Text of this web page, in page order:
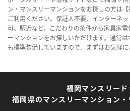
ン・マンスリーマンションをお探しの方は
ご利用ください。保証人不要、インターネ
可、駅近など、こだわりの条件から家具家
ーマンションをお探しいただけます。通常
も標準装備していますので、まずはお気軽に
福岡マンスリード
福岡県のマンスリーマンション